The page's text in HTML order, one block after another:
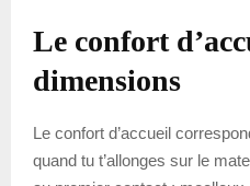
Le confort
dimensions
Le confort d’accueil
quand tu t’allonges sur le